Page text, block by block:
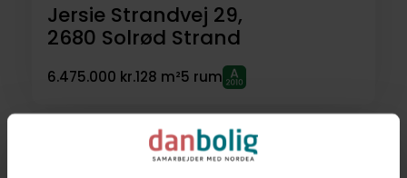
Jersie Strandvej 29,
2680 Solrød Strand
6.475.000 kr.128 m²5 rum